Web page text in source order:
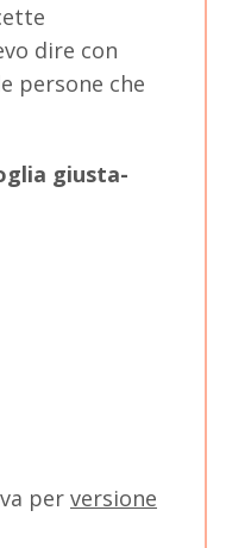
dire con
persone che
giusta-
per versione